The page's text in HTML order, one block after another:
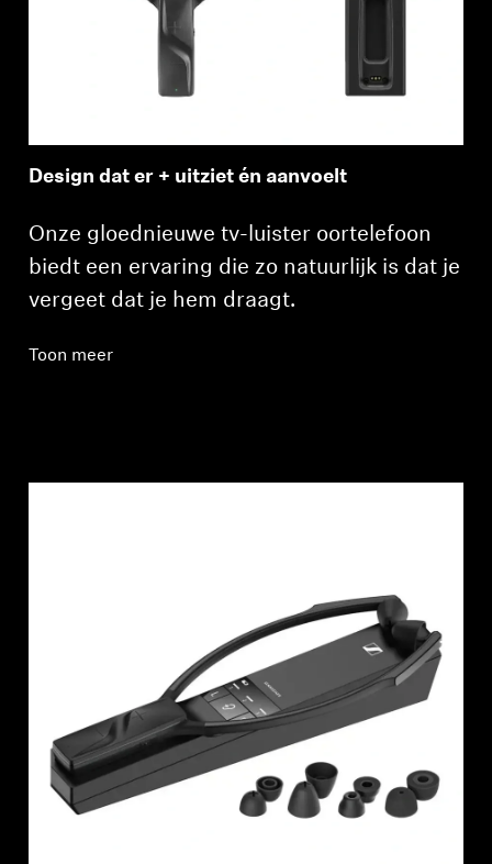
Design dat er + uitziet én aanvoelt
Onze gloednieuwe tv-luister oortelefoon
biedt een ervaring die zo natuurlijk is dat je
vergeet dat je hem draagt.
Toon meer